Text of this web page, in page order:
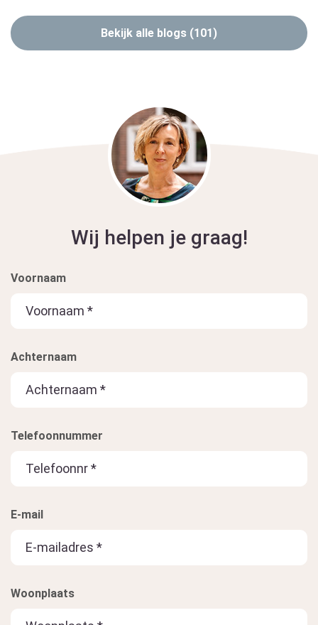
Bekijk alle blogs (101)
Wij helpen je graag!
Voornaam
Achternaam
Telefoonnummer
E-mail
Woonplaats